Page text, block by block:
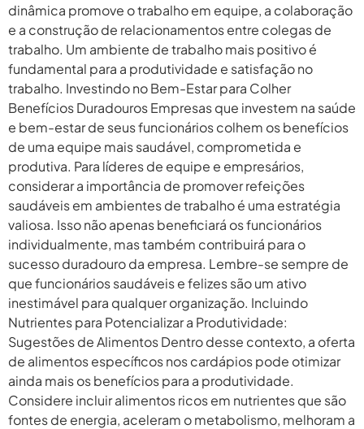
dinâmica promove o trabalho em equipe, a colaboração
e a construção de relacionamentos entre colegas de
trabalho. Um ambiente de trabalho mais positivo é
fundamental para a produtividade e satisfação no
trabalho. Investindo no Bem-Estar para Colher
Benefícios Duradouros Empresas que investem na saúde
e bem-estar de seus funcionários colhem os benefícios
de uma equipe mais saudável, comprometida e
produtiva. Para líderes de equipe e empresários,
considerar a importância de promover refeições
saudáveis em ambientes de trabalho é uma estratégia
valiosa. Isso não apenas beneficiará os funcionários
individualmente, mas também contribuirá para o
sucesso duradouro da empresa. Lembre-se sempre de
que funcionários saudáveis e felizes são um ativo
inestimável para qualquer organização. Incluindo
Nutrientes para Potencializar a Produtividade:
Sugestões de Alimentos Dentro desse contexto, a oferta
de alimentos específicos nos cardápios pode otimizar
ainda mais os benefícios para a produtividade.
Considere incluir alimentos ricos em nutrientes que são
fontes de energia, aceleram o metabolismo, melhoram a